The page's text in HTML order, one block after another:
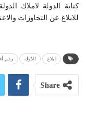
كتابة الدولة لاملاك
للابلاغ عن التجاوزات
ابلاغ الدّولة رقم
Share